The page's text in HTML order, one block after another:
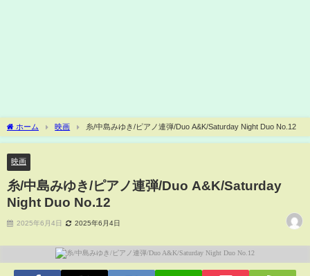
ホーム 映画 糸/中島みゆき/ピアノ連弾/Duo A&K/Saturday Night Duo No.12
映画
糸/中島みゆき/ピアノ連弾/Duo A&K/Saturday
Night Duo No.12
2025年6月4日 2025年6月4日